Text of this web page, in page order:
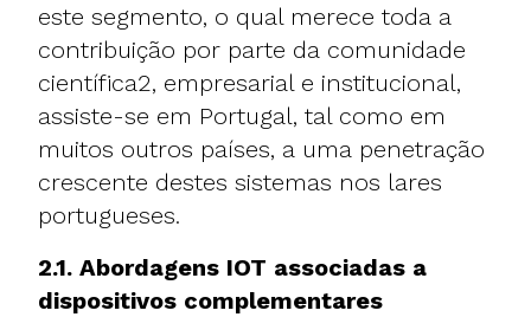
este segmento, o qual merece toda a
contribuição por parte da comunidade
científica2, empresarial e institucional,
assiste-se em Portugal, tal como em
muitos outros países, a uma penetração
crescente destes sistemas nos lares
portugueses.
2.1. Abordagens IOT associadas a
dispositivos complementares